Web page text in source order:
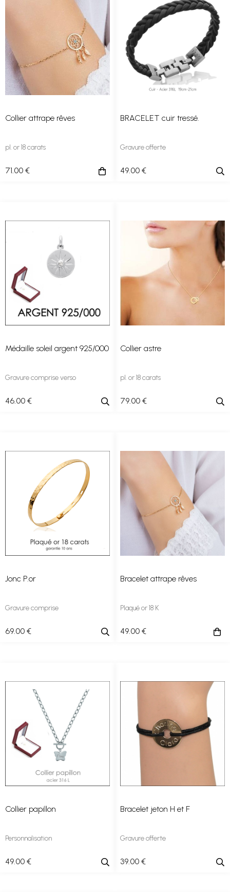
Collier attrape rêves
pl. or 18 carats
71.00 €
BRACELET cuir tressé.
Gravure offerte
49.00 €
Médaille soleil argent 925/000
Gravure comprise verso
46.00 €
Collier astre
pl. or 18 carats
79.00 €
Jonc P.or
Gravure comprise
69.00 €
Bracelet attrape rêves
Plaqué or 18 K
49.00 €
Collier papillon
Personnalisation
49.00 €
Bracelet jeton H et F
Gravure offerte
39.00 €